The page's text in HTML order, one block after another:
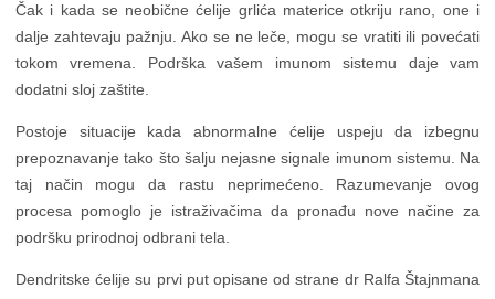
Čak i kada se neobične ćelije grlića materice otkriju rano, one i
dalje zahtevaju pažnju. Ako se ne leče, mogu se vratiti ili povećati
tokom vremena. Podrška vašem imunom sistemu daje vam
dodatni sloj zaštite.
Postoje situacije kada abnormalne ćelije uspeju da izbegnu
prepoznavanje tako što šalju nejasne signale imunom sistemu. Na
taj način mogu da rastu neprimećeno. Razumevanje ovog
procesa pomoglo je istraživačima da pronađu nove načine za
podršku prirodnoj odbrani tela.
Dendritske ćelije su prvi put opisane od strane dr Ralfa Štajnmana